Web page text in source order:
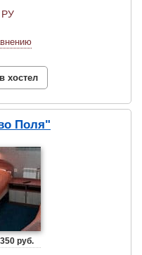
РУ
хостел
Поля"
руб.